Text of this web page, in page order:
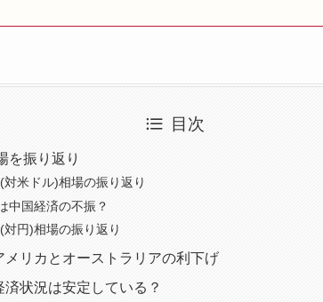
目次
を振り返り
米ドル)相場の振り返り
中国経済の不振？
円)相場の振り返り
リカとオーストラリアの利下げ
状況は安定している？